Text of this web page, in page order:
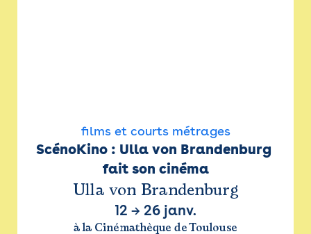
films et courts métrages
ScénoKino : Ulla von Brandenburg
fait son cinéma
Ulla von Brandenburg
12 → 26 janv.
à la Cinémathèque de Toulouse